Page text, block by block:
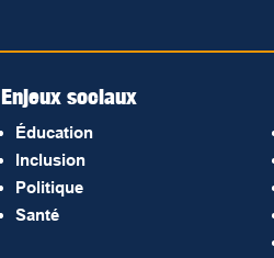
Enjeux sociaux
Éducation
Inclusion
Politique
Santé